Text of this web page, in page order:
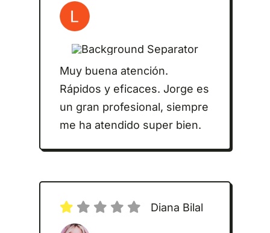
Muy buena atención.
Rápidos y eficaces. Jorge es
un gran profesional, siempre
me ha atendido super bien.
Diana Bilal